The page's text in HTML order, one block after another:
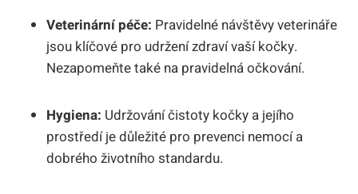
Veterinární péče: Pravidelné návštěvy veterináře
jsou klíčové pro udržení zdraví vaší kočky.
Nezapomeňte také na pravidelná očkování.
Hygiena: Udržování čistoty kočky a jejího
prostředí je důležité pro prevenci nemocí a
dobrého životního standardu.